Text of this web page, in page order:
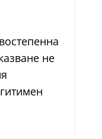
не